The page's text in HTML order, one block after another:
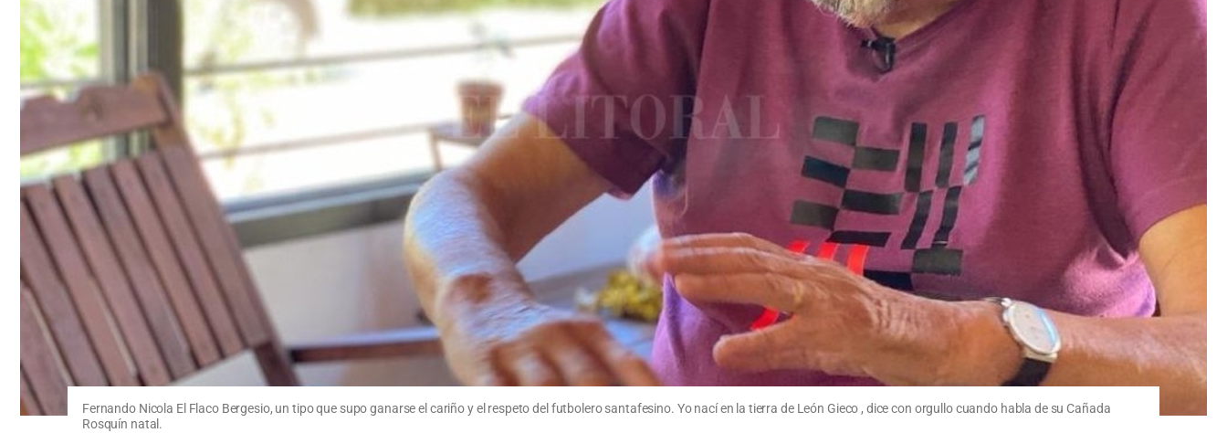
Fernando Nicola El Flaco Bergesio, un tipo que supo ganarse el cariño y el respeto del futbolero santafesino. Yo nací en la tierra de León Gieco , dice con orgullo cuando habla de su Cañada
Rosquín natal.